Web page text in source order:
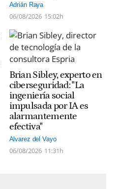
Adrián Raya
06/08/2026 15:02h
Brian Sibley, experto en
ciberseguridad: "La
ingeniería social
impulsada por IA es
alarmantemente
efectiva"
Alvarez del Vayo
06/08/2026 11:31h